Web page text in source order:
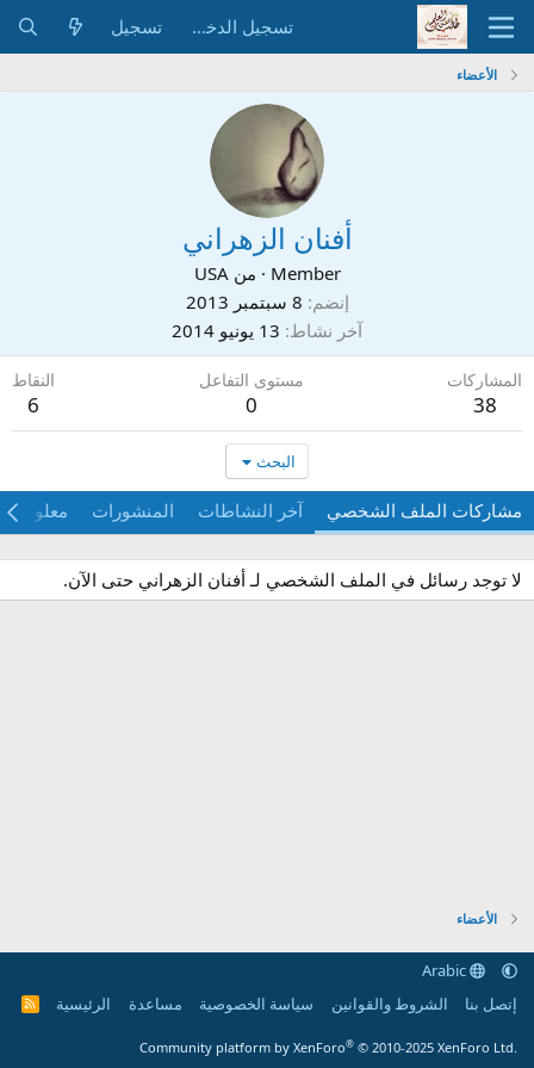
تسجيل الدخول تسجيل
الأعضاء
أفنان الزهراني
Member
· منUSA
إنضم 8 سبتمبر 2013
آخر نشاط 13 يونيو 2014
المشاركات
38
مستوى التفاعل
0
النقاط
6
البحث
مشاركات الملف الشخصي آخر النشاطات المنشورات معلومات
لا توجد رسائل في الملف الشخصي لـ أفنان الزهراني حتى الآن.
الأعضاء
Arabic
إتصل بنا
الشروط والقوانين سياسة الخصوصية مساعدة الرئيسية
R
Community platform by XenForo® © 2010-2025 XenForo Ltd.